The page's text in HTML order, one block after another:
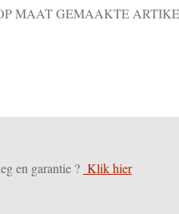
MAAT GEMAAKTE
en garantie ? Klik hier